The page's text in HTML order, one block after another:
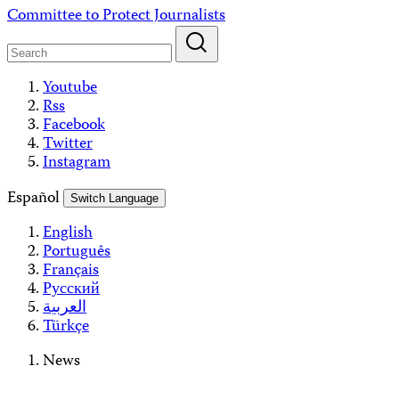
Skip
content
Committee to Protect Journalists
Youtube
Rss
Facebook
Twitter
Instagram
Español
Switch Language
English
Português
Français
Русский
العربية
Türkçe
News